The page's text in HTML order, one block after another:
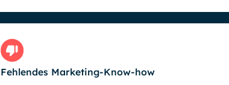
Fehlendes Marketing-Know-how